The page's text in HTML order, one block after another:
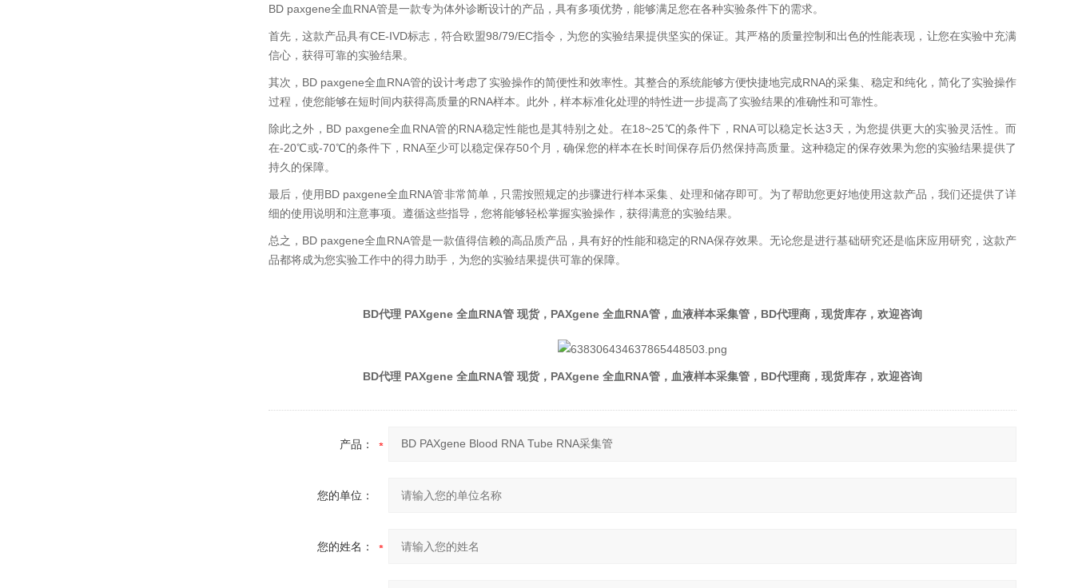
BD paxgene全血RNA管是一款专为体外诊断设计的产品，具有多项优势，能够满足您在各种实验条件下的需求。
首先，这款产品具有CE-IVD标志，符合欧盟98/79/EC指令，为您的实验结果提供坚实的保证。其严格的质量控制和出色的性能表现，让您在实验中充满
信心，获得可靠的实验结果。
其次，BD paxgene全血RNA管的设计考虑了实验操作的简便性和效率性。其整合的系统能够方便快捷地完成RNA的采集、稳定和纯化，简化了实验操作
过程，使您能够在短时间内获得高质量的RNA样本。此外，样本标准化处理的特性进一步提高了实验结果的准确性和可靠性。
除此之外，BD paxgene全血RNA管的RNA稳定性能也是其特别之处。在18~25℃的条件下，RNA可以稳定长达3天，为您提供更大的实验灵活性。而
在-20℃或-70℃的条件下，RNA至少可以稳定保存50个月，确保您的样本在长时间保存后仍然保持高质量。这种稳定的保存效果为您的实验结果提供了
持久的保障。
最后，使用BD paxgene全血RNA管非常简单，只需按照规定的步骤进行样本采集、处理和储存即可。为了帮助您更好地使用这款产品，我们还提供了详
细的使用说明和注意事项。遵循这些指导，您将能够轻松掌握实验操作，获得满意的实验结果。
总之，BD paxgene全血RNA管是一款值得信赖的高品质产品，具有好的性能和稳定的RNA保存效果。无论您是进行基础研究还是临床应用研究，这款产
品都将成为您实验工作中的得力助手，为您的实验结果提供可靠的保障。
BD代理 PAXgene 全血RNA管 现货，PAXgene 全血RNA管，血液样本采集管，BD代理商，现货库存，欢迎咨询
BD代理 PAXgene 全血RNA管 现货，PAXgene 全血RNA管，血液样本采集管，BD代理商，现货库存，欢迎咨询
产品：
您的单位：
您的姓名：